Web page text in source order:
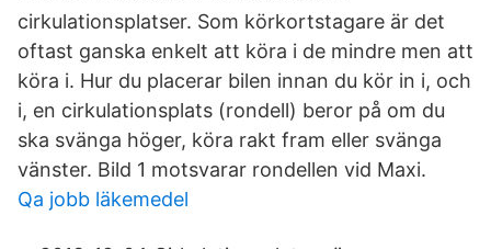
cirkulationsplatser. Som körkortstagare är det
oftast ganska enkelt att köra i de mindre men att
köra i. Hur du placerar bilen innan du kör in i, och
i, en cirkulationsplats (rondell) beror på om du
ska svänga höger, köra rakt fram eller svänga
vänster. Bild 1 motsvarar rondellen vid Maxi.
Qa jobb läkemedel